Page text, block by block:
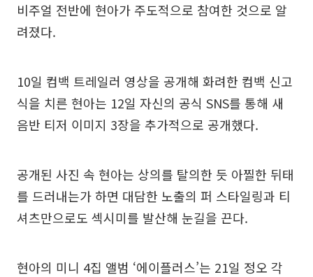
비주얼 전반에 현아가 주도적으로 참여한 것으로 알
려졌다.
10일 컴백 트레일러 영상을 공개해 화려한 컴백 신고
식을 치른 현아는 12일 자신의 공식 SNS를 통해 새
음반 티저 이미지 3장을 추가적으로 공개했다.
공개된 사진 속 현아는 상의를 탈의한 듯 아찔한 뒤태
를 드러내는가 하면 대담한 노출의 퍼 스타일링과 티
셔츠만으로도 섹시미를 발산해 눈길을 끈다.
현아의 미니 4집 앨범 ‘에이플러스’는 21일 정오 각